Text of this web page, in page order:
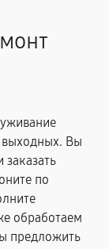
выходных. Вы
по
обработаем
предложить